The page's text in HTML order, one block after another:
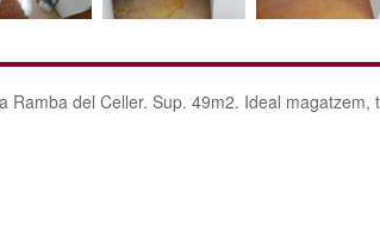
Ramba del Celler. Sup. 49m2. Ideal magatzem,